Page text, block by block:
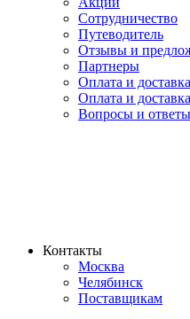
Сотрудничество
Путеводитель
Отзывы и
Партнеры
Оплата и
Оплата и
Вопросы и ответы
Контакты
Москва
Челябинск
Поставщикам